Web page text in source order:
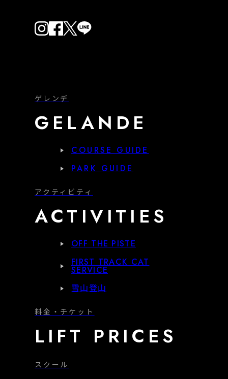
ゲレンデ
GELANDE
COURSE GUIDE
PARK GUIDE
アクティビティ
ACTIVITIES
OFF THE PISTE
FIRST TRACK CAT
SERVICE
雪山登山
料金・チケット
LIFT PRICES
スクール